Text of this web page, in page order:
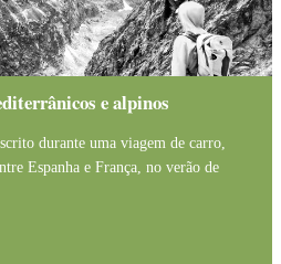
e alpinos
durante uma viagem de carro,
Espanha e França, no verão de